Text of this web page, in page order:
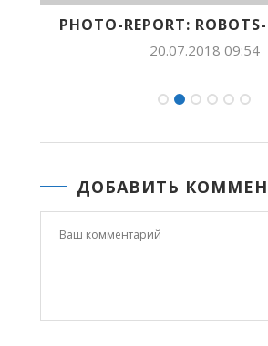
PHOTO-REPORT:
20.07.2018 09:54
ДОБАВИТЬ